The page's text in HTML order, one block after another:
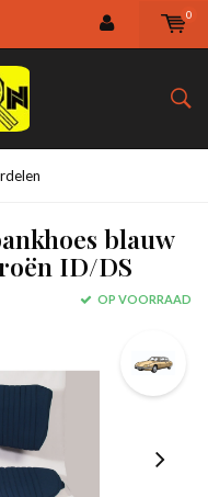
0
blauw
ID/DS
OP VOORRAAD